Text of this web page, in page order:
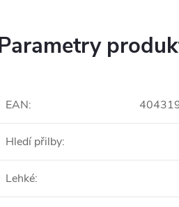
EAN:
Hledí přilby:
Lehké: